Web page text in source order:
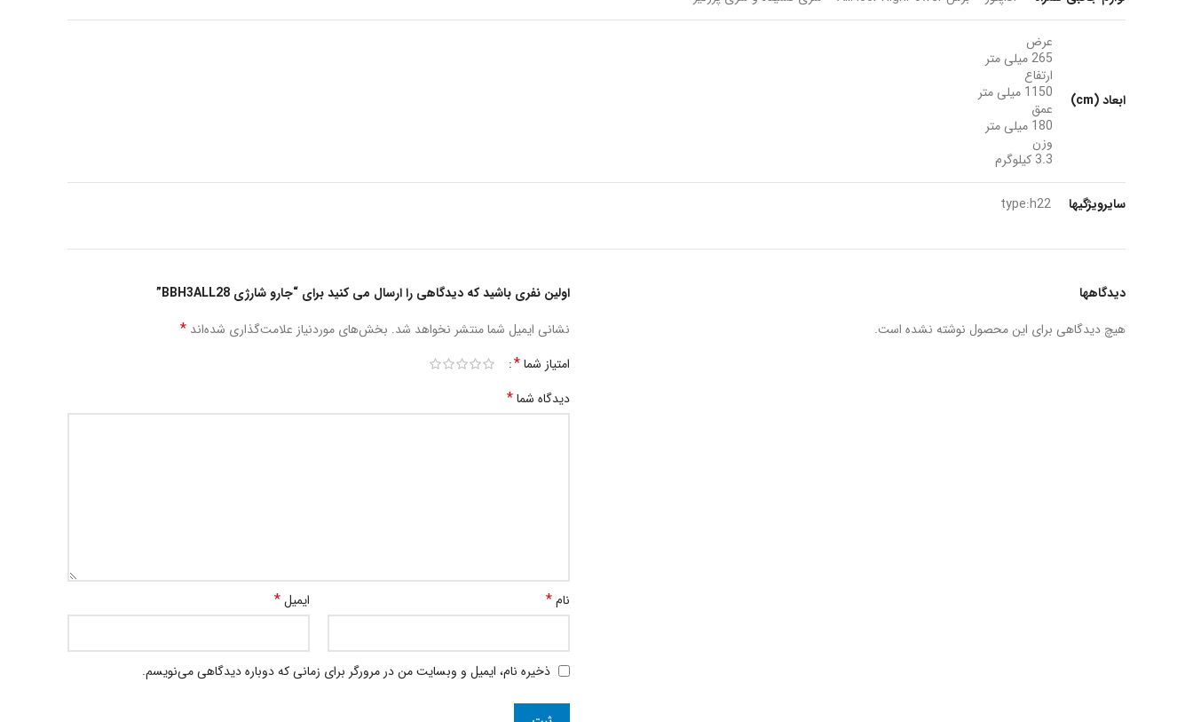
ابعاد (cm)
عرض
265 میلی متر
ارتفاع
1150 میلی متر
عمق
180 میلی متر
وزن
3.3 کیلوگرم
سایرویژگیها type:h22
دیدگاهها
هیچ دیدگاهی برای این محصول نوشته نشده است.
اولین نفری باشید که دیدگاهی را ارسال می کنید برای “جارو شارژی BBH3ALL28”
نشانی ایمیل شما منتشر نخواهد شد. بخش‌های موردنیاز علامت‌گذاری شده‌اند *
امتیاز شما*
دیدگاه شما*
نام* ایمیل*
ذخیره نام، ایمیل و وبسایت من در مرورگر برای زمانی که دوباره دیدگاهی می‌نویسم.